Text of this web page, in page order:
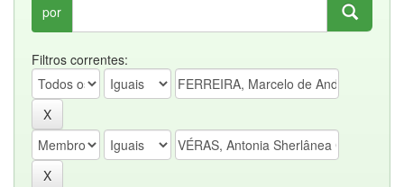
por
Filtros correntes: